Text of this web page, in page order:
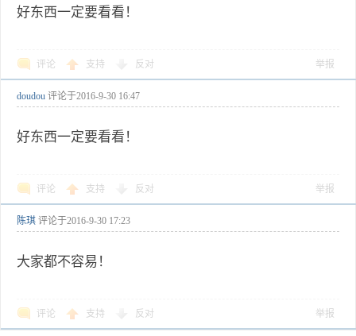
好东西一定要看看！
评论 支持 反对 举报
doudou 评论于2016-9-30 16:47
好东西一定要看看！
评论 支持 反对 举报
陈琪 评论于2016-9-30 17:23
大家都不容易！
评论 支持 反对 举报